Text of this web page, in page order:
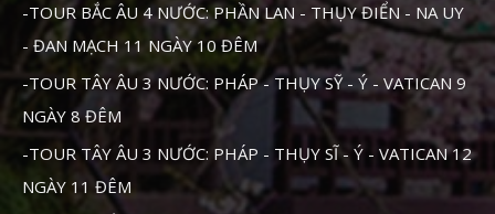
-TOUR BẮC ÂU 4 NƯỚC: PHẦN LAN - THỤY ĐIỂN - NA UY
- ĐAN MẠCH 11 NGÀY 10 ĐÊM
-TOUR TÂY ÂU 3 NƯỚC: PHÁP - THỤY SỸ - Ý - VATICAN 9
NGÀY 8 ĐÊM
-TOUR TÂY ÂU 3 NƯỚC: PHÁP - THỤY SĨ - Ý - VATICAN 12
NGÀY 11 ĐÊM